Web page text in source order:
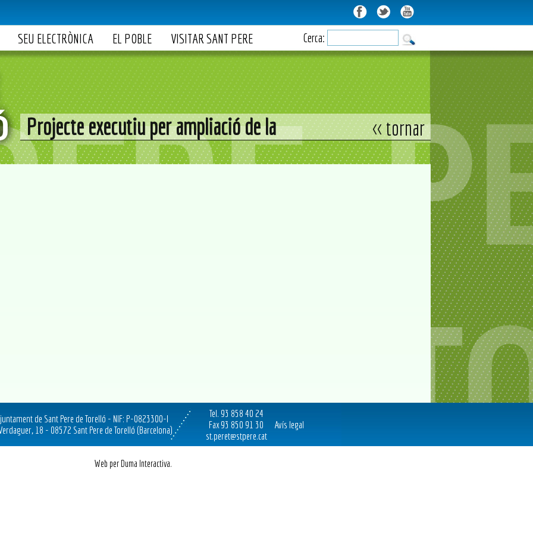
SEU ELECTRÒNICA EL POBLE VISITAR SANT PERE Cerca:
Projecte executiu per ampliació de la << tornar
de Sant Pere de Torelló - NIF: P-0823300-I
18 - 08572 Sant Pere de Torelló (Barcelona)
Tel. 93 858 40 24
Fax 93 850 91 30
st.peret@stpere.cat
Avís legal
Web per Duma Interactiva.